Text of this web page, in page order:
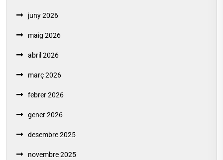
juny 2026
maig 2026
abril 2026
març 2026
febrer 2026
gener 2026
desembre 2025
novembre 2025